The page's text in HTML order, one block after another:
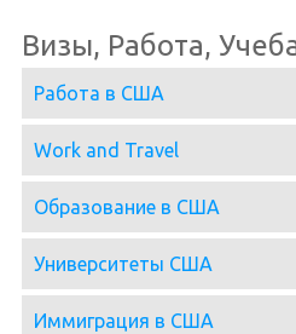
Визы, Работа,
Работа в США
Work and Travel
Образование в США
Университеты США
Иммиграция в США